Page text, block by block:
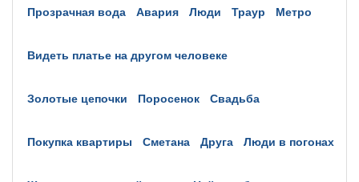
прозрачная вода авария люди траур метро
видеть платье на другом человеке
золотые цепочки поросенок свадьба
покупка квартиры сметана друга люди в погонах